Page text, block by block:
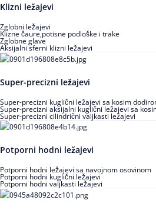
Klizni ležajevi
Zglobni ležajevi
Klizne čaure,potisne podloške i trake
Zglobne glave
Aksijalni sferni klizni ležajevi
Super-precizni ležajevi
Super-precizni kuglični ležajevi sa kosim
Super-precizni aksijalni kuglični ležajevi sa
Super-precizni cilindrični valjkasti ležajevi
Potporni hodni ležajevi
Potporni hodni ležajevi sa navojnom osovinom
Potporni hodni kuglični ležajevi
Potporni hodni valjkasti ležajevi